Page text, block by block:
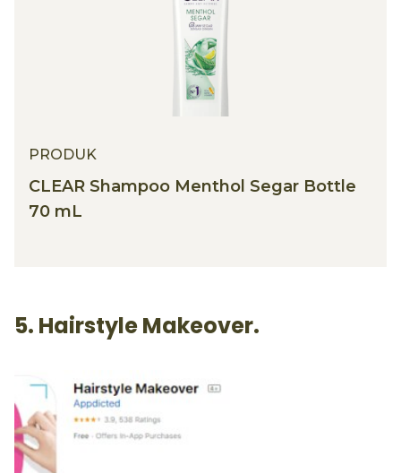
PRODUK
CLEAR Shampoo Menthol Segar Bottle
70 mL
5. Hairstyle Makeover.